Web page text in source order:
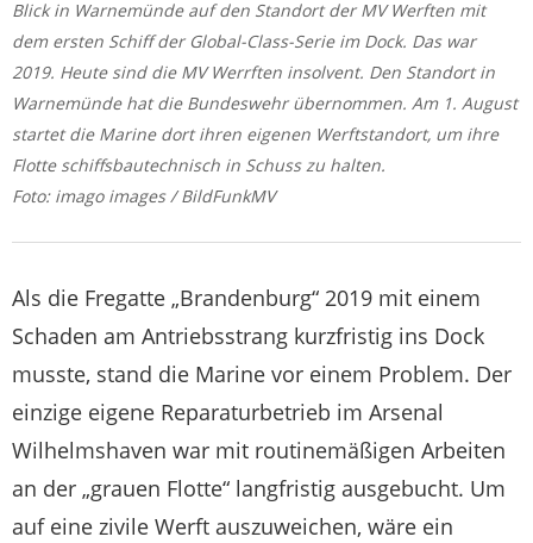
Blick in Warnemünde auf den Standort der MV Werften mit
dem ersten Schiff der Global-Class-Serie im Dock. Das war
2019. Heute sind die MV Werrften insolvent. Den Standort in
Warnemünde hat die Bundeswehr übernommen. Am 1. August
startet die Marine dort ihren eigenen Werftstandort, um ihre
Flotte schiffsbautechnisch in Schuss zu halten.
Foto: imago images / BildFunkMV
Als die Fregatte „Brandenburg“ 2019 mit einem
Schaden am Antriebsstrang kurzfristig ins Dock
musste, stand die Marine vor einem Problem. Der
einzige eigene Reparaturbetrieb im Arsenal
Wilhelmshaven war mit routinemäßigen Arbeiten
an der „grauen Flotte“ langfristig ausgebucht. Um
auf eine zivile Werft auszuweichen, wäre ein